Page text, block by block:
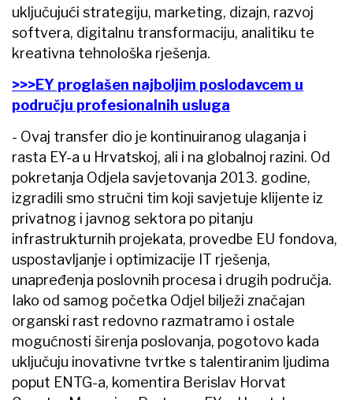
uključujući strategiju, marketing, dizajn, razvoj
softvera, digitalnu transformaciju, analitiku te
kreativna tehnološka rješenja.
>>>EY proglašen najboljim poslodavcem u
području profesionalnih usluga
- Ovaj transfer dio je kontinuiranog ulaganja i
rasta EY-a u Hrvatskoj, ali i na globalnoj razini. Od
pokretanja Odjela savjetovanja 2013. godine,
izgradili smo stručni tim koji savjetuje klijente iz
privatnog i javnog sektora po pitanju
infrastrukturnih projekata, provedbe EU fondova,
uspostavljanje i optimizacije IT rješenja,
unapređenja poslovnih procesa i drugih područja.
Iako od samog početka Odjel bilježi značajan
organski rast redovno razmatramo i ostale
mogućnosti širenja poslovanja, pogotovo kada
uključuju inovativne tvrtke s talentiranim ljudima
poput ENTG-a, komentira Berislav Horvat